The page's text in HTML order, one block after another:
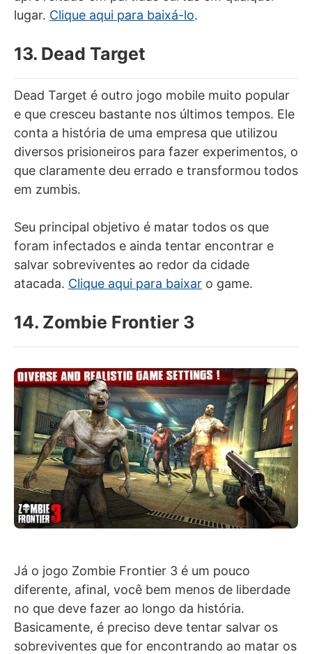
lugar. Clique aqui para baixá-lo.
13. Dead Target
Dead Target é outro jogo mobile muito popular
e que cresceu bastante nos últimos tempos. Ele
conta a história de uma empresa que utilizou
diversos prisioneiros para fazer experimentos, o
que claramente deu errado e transformou todos
em zumbis.
Seu principal objetivo é matar todos os que
foram infectados e ainda tentar encontrar e
salvar sobreviventes ao redor da cidade
atacada. Clique aqui para baixar o game.
14. Zombie Frontier 3
Já o jogo Zombie Frontier 3 é um pouco
diferente, afinal, você bem menos de liberdade
no que deve fazer ao longo da história.
Basicamente, é preciso deve tentar salvar os
sobreviventes que for encontrando ao matar os